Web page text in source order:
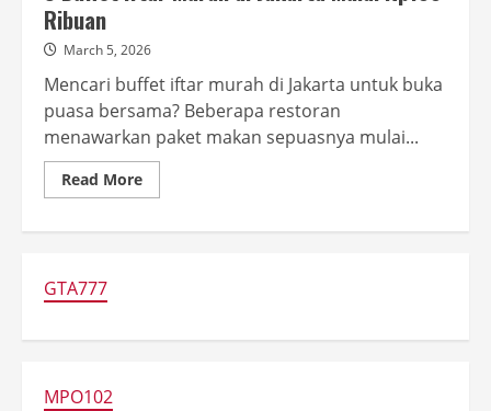
Ribuan
March 5, 2026
Mencari buffet iftar murah di Jakarta untuk buka
puasa bersama? Beberapa restoran
menawarkan paket makan sepuasnya mulai...
Read MoreRead
more
Ribuan
GTA777
MPO102